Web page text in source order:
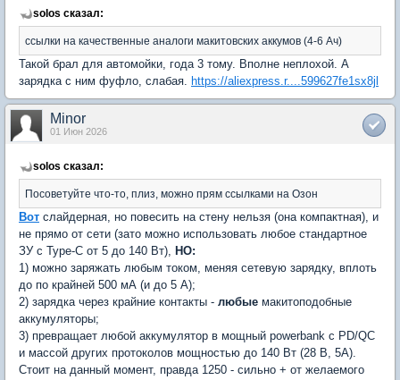
solos сказал:
ссылки на качественные аналоги макитовских аккумов (4-6 Ач)
Такой брал для автомойки, года 3 тому. Вполне неплохой. А
зарядка с ним фуфло, слабая. https://aliexpress.r....599627fe1sx8jl
Minor
01 Июн 2026
solos сказал:
Посоветуйте что-то, плиз, можно прям ссылками на Озон
Вот слайдерная, но повесить на стену нельзя (она компактная), и
не прямо от сети (зато можно использовать любое стандартное
ЗУ с Type-C от 5 до 140 Вт), НО:
1) можно заряжать любым током, меняя сетевую зарядку, вплоть
до по крайней 500 мА (и до 5 А);
2) зарядка через крайние контакты - любые макитоподобные
аккумуляторы;
3) превращает любой аккумулятор в мощный powerbank с PD/QC
и массой других протоколов мощностью до 140 Вт (28 В, 5А).
Стоит на данный момент, правда 1250 - сильно + от желаемого